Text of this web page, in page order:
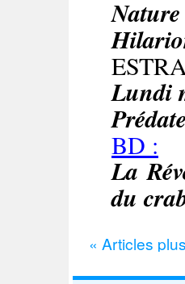
Lundi
BD :
La
du
« Articles